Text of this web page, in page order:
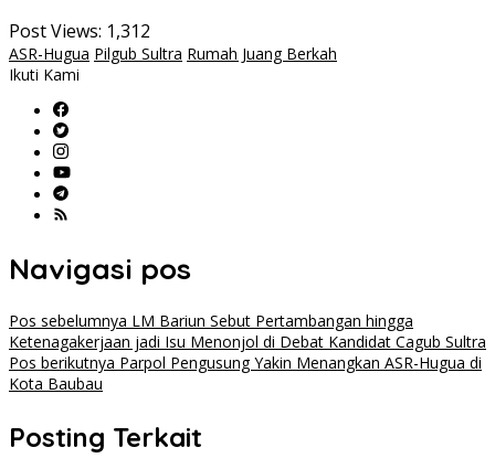
Post Views: 1,312
ASR-Hugua Pilgub Sultra Rumah Juang Berkah
Ikuti Kami
Navigasi pos
Pos sebelumnya LM Bariun Sebut Pertambangan hingga
Ketenagakerjaan jadi Isu Menonjol di Debat Kandidat Cagub Sultra
Pos berikutnya Parpol Pengusung Yakin Menangkan ASR-Hugua di
Kota Baubau
Posting Terkait